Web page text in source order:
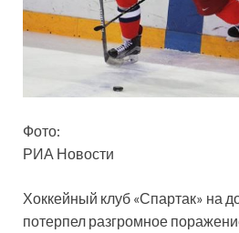
Фото:
РИА Новости
Хоккейный клуб «Спартак» на
потерпел разгромное